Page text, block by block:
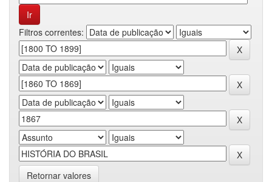
Filtros correntes:
Retornar valores